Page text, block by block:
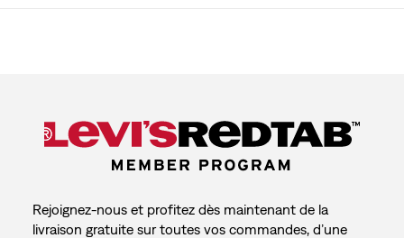
Rejoignez-nous et profitez dès maintenant de la
livraison gratuite sur toutes vos commandes, d’une